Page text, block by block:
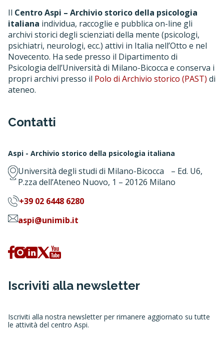
Il Centro Aspi – Archivio storico della psicologia
italiana individua, raccoglie e pubblica on-line gli
archivi storici degli scienziati della mente (psicologi,
psichiatri, neurologi, ecc.) attivi in Italia nell’Otto e nel
Novecento. Ha sede presso il Dipartimento di
Psicologia dell’Università di Milano-Bicocca e conserva i
propri archivi presso il Polo di Archivio storico (PAST) di
ateneo.
Contatti
Aspi - Archivio storico della psicologia italiana
Università degli studi di Milano-Bicocca – Ed. U6,
P.zza dell’Ateneo Nuovo, 1 – 20126 Milano
+39 02 6448 6280
aspi@unimib.it
Iscriviti alla newsletter
Iscriviti alla nostra newsletter per rimanere aggiornato su tutte
le attività del centro Aspi.